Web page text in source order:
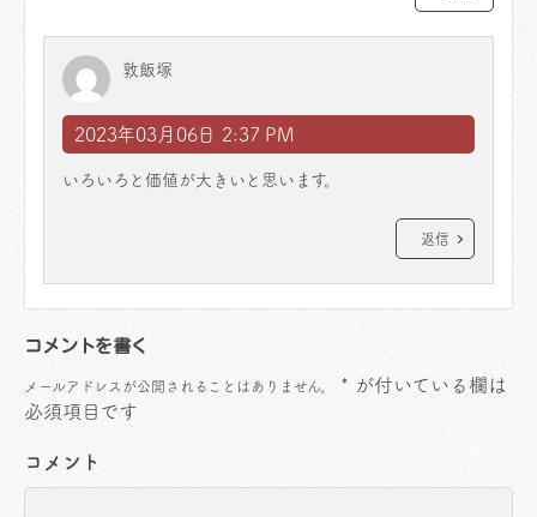
敦飯塚
2023年03月06日 2:37 PM
いろいろと価値が大きいと思います。
返信
コメントを書く
メールアドレスが公開されることはありません。 * が付いている欄は
必須項目です
コメント